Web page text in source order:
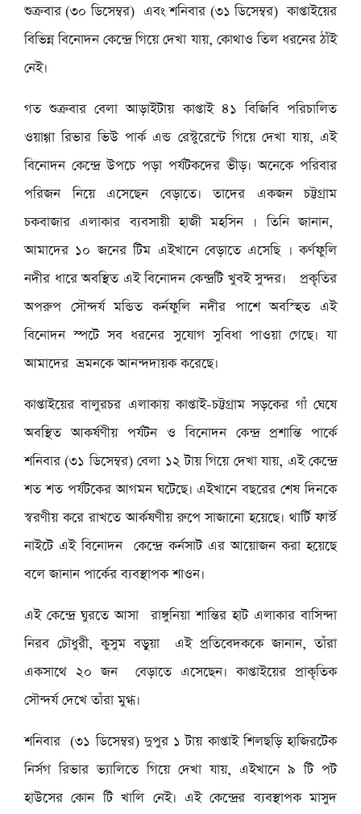
শুক্রবার (৩০ ডিসেম্বর) এবং শনিবার (৩১ ডিসেম্বর) কাপ্তাইয়ের
বিভিন্ন বিনোদন কেন্দ্রে গিয়ে দেখা যায়, কোথাও তিল ধরনের ঠাঁই
নেই।
গত শুক্রবার বেলা আড়াইটায় কাপ্তাই ৪১ বিজিবি পরিচালিত
ওয়াগ্গা রিভার ভিউ পার্ক এন্ড রেস্টুরেন্টে গিয়ে দেখা যায়, এই
বিনোদন কেন্দ্রে উপচে পড়া পর্যটকদের ভীড়। অনেকে পরিবার
পরিজন নিয়ে এসেছেন বেড়াতে। তাদের একজন চট্টগ্রাম
চকবাজার এলাকার ব্যবসায়ী হাজী মহসিন । তিনি জানান,
আমাদের ১০ জনের টিম এইখানে বেড়াতে এসেছি । কর্ণফুলি
নদীর ধারে অবস্থিত এই বিনোদন কেন্দ্রটি খুবই সুন্দর। প্রকৃতির
অপরুপ সৌন্দর্য মন্ডিত কর্নফুলি নদীর পাশে অবস্হিত এই
বিনোদন স্পটে সব ধরনের সুযোগ সুবিধা পাওয়া গেছে। যা
আমাদের ভ্রমনকে আনন্দদায়ক করেছে।
কাপ্তাইয়ের বালুরচর এলাকায় কাপ্তাই-চট্টগ্রাম সড়কের গাঁ ঘেষে
অবস্থিত আকর্ষণীয় পর্যটন ও বিনোদন কেন্দ্র প্রশান্তি পার্কে
শনিবার (৩১ ডিসেম্বর) বেলা ১২ টায় গিয়ে দেখা যায়, এই কেন্দ্রে
শত শত পর্যটকের আগমন ঘটেছে। এইখানে বছরের শেষ দিনকে
স্বরণীয় করে রাখতে আর্কষণীয় রুপে সাজানো হয়েছে। থার্টি ফার্স্ট
নাইটে এই বিনোদন কেন্দ্রে কর্নসাট এর আয়োজন করা হয়েছে
বলে জানান পার্কের ব্যবস্থাপক শাওন।
এই কেন্দ্রে ঘুরতে আসা রাঙ্গুনিয়া শান্তির হাট এলাকার বাসিন্দা
নিরব চৌধুরী, কুসুম বড়ুয়া এই প্রতিবেদককে জানান, তাঁরা
একসাথে ২০ জন বেড়াতে এসেছেন। কাপ্তাইয়ের প্রাকৃতিক
সৌন্দর্য দেখে তাঁরা মুগ্ধ।
শনিবার (৩১ ডিসেম্বর) দুপুর ১ টায় কাপ্তাই শিলছড়ি হাজিরটেক
নির্সগ রিভার ভ্যালিতে গিয়ে দেখা যায়, এইখানে ৯ টি পট
হাউসের কোন টি খালি নেই। এই কেন্দ্রের ব্যবস্থাপক মাসুদ